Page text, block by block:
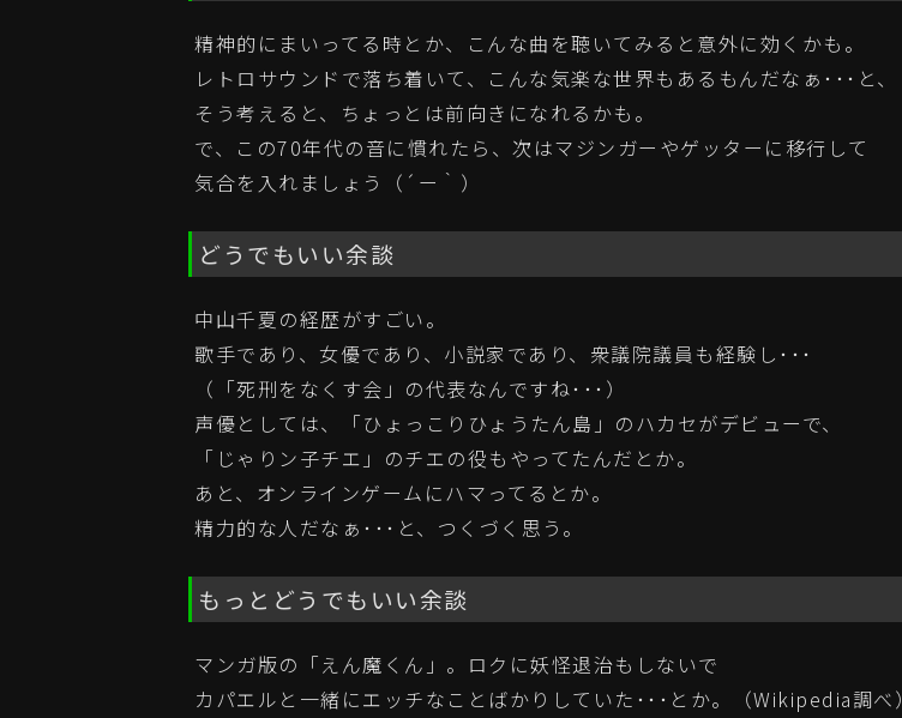
精神的にまいってる時とか、こんな曲を聴いてみると意外に効くかも。
レトロサウンドで落ち着いて、こんな気楽な世界もあるもんだなぁ･･･と、
そう考えると、ちょっとは前向きになれるかも。
で、この70年代の音に慣れたら、次はマジンガーやゲッターに移行して
気合を入れましょう（´ー｀）
どうでもいい余談
中山千夏の経歴がすごい。
歌手であり、女優であり、小説家であり、衆議院議員も経験し･･･
（「死刑をなくす会」の代表なんですね･･･）
声優としては、「ひょっこりひょうたん島」のハカセがデビューで、
「じゃりン子チエ」のチエの役もやってたんだとか。
あと、オンラインゲームにハマってるとか。
精力的な人だなぁ･･･と、つくづく思う。
もっとどうでもいい余談
マンガ版の「えん魔くん」。ロクに妖怪退治もしないで
カパエルと一緒にエッチなことばかりしていた･･･とか。（Wikipedia調べ）